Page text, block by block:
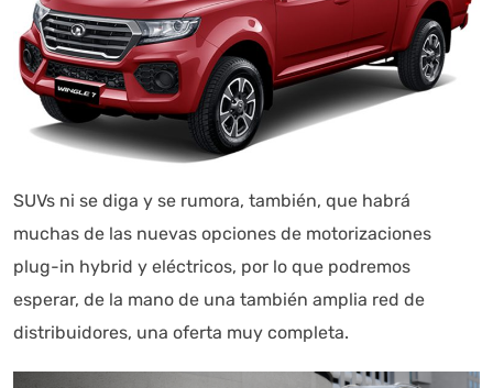
SUVs ni se diga y se rumora, también, que habrá
muchas de las nuevas opciones de motorizaciones
plug-in hybrid y eléctricos, por lo que podremos
esperar, de la mano de una también amplia red de
distribuidores, una oferta muy completa.